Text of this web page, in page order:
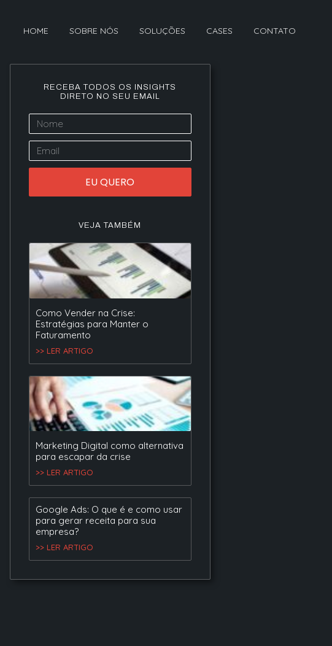
HOME SOBRE NÓS SOLUÇÕES CASES CONTATO
RECEBA TODOS OS INSIGHTS
DIRETO NO SEU EMAIL
EU QUERO
VEJA TAMBÉM
Como Vender na Crise:
Estratégias para Manter o
Faturamento
>> LER ARTIGO
Marketing Digital como alternativa
para escapar da crise
>> LER ARTIGO
Google Ads: O que é e como usar
para gerar receita para sua
empresa?
>> LER ARTIGO